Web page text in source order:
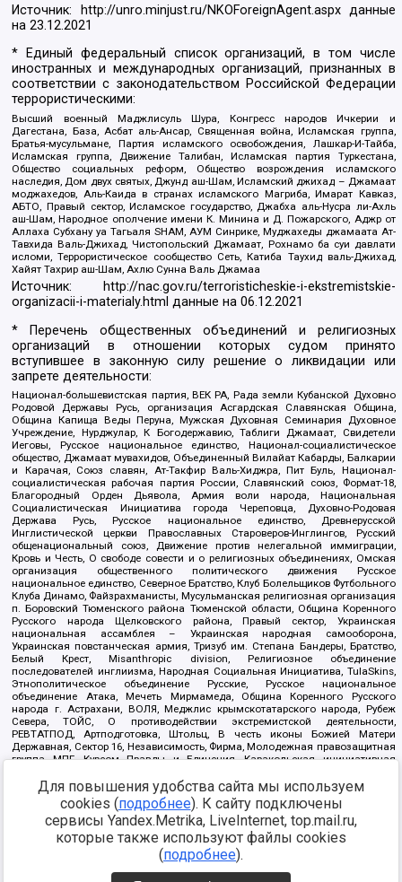
Источник: http://unro.minjust.ru/NKOForeignAgent.aspxданные
на23.12.2021
* Единый федеральный список организаций, в том числе
иностранных и международных организаций, признанных в
соответствии с законодательством Российской Федерации
террористическими:
Высший военный Маджлисуль Шура, Конгресс народов Ичкерии и
Дагестана, База, Асбат аль-Ансар, Священная война, Исламская группа,
Братья-мусульмане, Партия исламского освобождения, Лашкар-И-Тайба,
Исламская группа, Движение Талибан, Исламская партия Туркестана,
Общество социальных реформ, Общество возрождения исламского
наследия, Дом двух святых, Джунд аш-Шам, Исламский джихад – Джамаат
моджахедов, Аль-Каида в странах исламского Магриба, Имарат Кавказ,
АБТО, Правый сектор, Исламское государство, Джабха аль-Нусра ли-Ахль
аш-Шам, Народное ополчение имени К. Минина и Д. Пожарского, Аджр от
Аллаха Субхану уа Тагьаля SHAM, АУМ Синрике, Муджахеды джамаата Ат-
Тавхида Валь-Джихад, Чистопольский Джамаат, Рохнамо ба суи давлати
исломи, Террористическое сообщество Сеть, Катиба Таухид валь-Джихад,
Хайят Тахрир аш-Шам, Ахлю Сунна Валь Джамаа
Источник:
http://nac.gov.ru/terroristicheskie-i-ekstremistskie-
organizacii-i-materialy.html данные на06.12.2021
* Перечень общественных объединений и религиозных
организаций в отношении которых судом принято
вступившее в законную силу решение о ликвидации или
запрете деятельности:
Национал-большевистская партия, ВЕК РА, Рада земли Кубанской Духовно
Родовой Державы Русь, организация Асгардская Славянская Община,
Община Капища Веды Перуна, Мужская Духовная Семинария Духовное
Учреждение, Нурджулар, К Богодержавию, Таблиги Джамаат, Свидетели
Иеговы, Русское национальное единство, Национал-социалистическое
общество, Джамаат мувахидов, Объединенный Вилайат Кабарды, Балкарии
и Карачая, Союз славян, Ат-Такфир Валь-Хиджра, Пит Буль, Национал-
социалистическая рабочая партия России, Славянский союз, Формат-18,
Благородный Орден Дьявола, Армия воли народа, Национальная
Социалистическая Инициатива города Череповца, Духовно-Родовая
Держава Русь, Русское национальное единство, Древнерусской
Инглистической церкви Православных Староверов-Инглингов, Русский
общенациональный союз, Движение против нелегальной иммиграции,
Кровь и Честь, О свободе совести и о религиозных объединениях, Омская
организация общественного политического движения Русское
национальное единство, Северное Братство, Клуб Болельщиков Футбольного
Клуба Динамо, Файзрахманисты, Мусульманская религиозная организация
п. Боровский Тюменского района Тюменской области, Община Коренного
Русского народа Щелковского района, Правый сектор, Украинская
национальная ассамблея – Украинская народная самооборона,
Украинская повстанческая армия, Тризуб им. Степана Бандеры, Братство,
Белый Крест, Misanthropic division, Религиозное объединение
последователей инглиизма, Народная Социальная Инициатива, TulaSkins,
Этнополитическое объединение Русские, Русское национальное
объединение Атака, Мечеть Мирмамеда, Община Коренного Русского
народа г. Астрахани, ВОЛЯ, Меджлис крымскотатарского народа, Рубеж
Севера, ТОЙС, О противодействии экстремистской деятельности,
РЕВТАТПОД, Артподготовка, Штольц, В честь иконы Божией Матери
Державная, Сектор 16, Независимость, Фирма, Молодежная правозащитная
группа МПГ, Курсом Правды и Единения, Каракольская инициативная
Благотворительный пансионат Ак Умут, Русская республика Русь,
Арестантское уголовное единство, Башкорт, Нация и свобода, W.H.С., Фалунь
Дафа, Иртыш Ultras, Русский Патриотический клуб-Новокузнецк/РПК,
Сибирский державный союз, Фонд борьбы с коррупцией, Фонд защиты прав
граждан, Штабы Навального, Совет граждан СССР Прикубанского округа г.
https://minjust.gov.ru/ru/documents/7822/
Для повышения удобства сайта мы используем
cookies (подробнее). К сайту подключены
сервисы Yandex.Metrika, LiveInternet, top.mail.ru,
которые также используют файлы cookies
(подробнее).